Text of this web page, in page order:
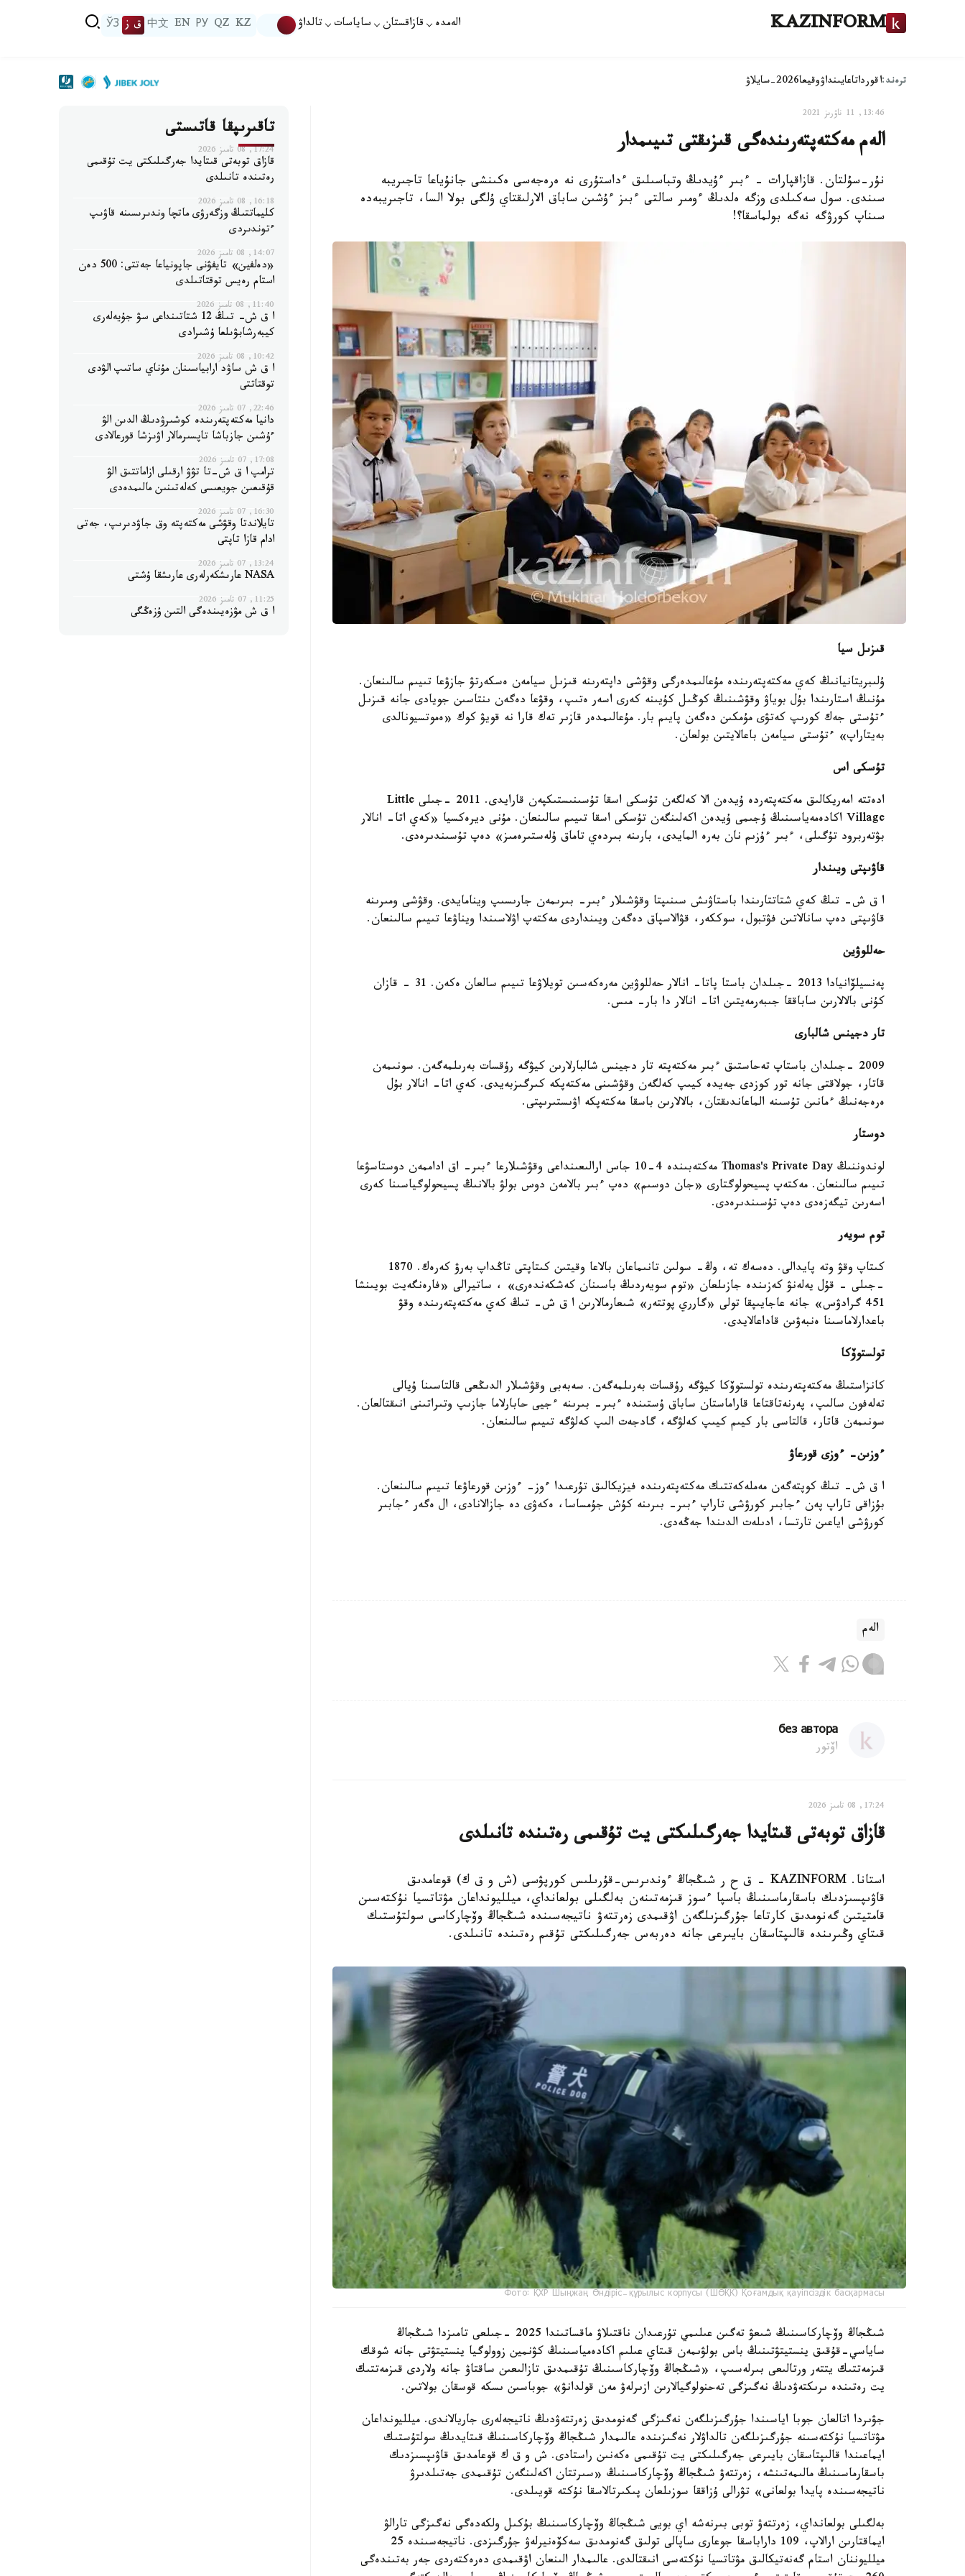
KAZINFORM الەمدە قازاقستان ساياسات تالداۋ KZ
QZ
РУ
EN
中文 ق ز ЎЗ
ترەند:اقورداتاعايىنداۋوقيعا2026-سايلاۋ
13:46, 11 ناۋرىز 2021
الەم مەكتەپتەرىندەگى قىزىقتى تىيىمدار
نۇر-سۇلتان. قازاقپارات - ءبىر ءۇيدىڭ وتباسىلىق ءداستۇرى نە ەرەجەسى ەكىنشى جانۇياعا تاجىريبە
سىندى. سول سەكىلدى وزگە ەلدىڭ ءومىر سالتى ءبىز ءۇشىن ساباق الارلىقتاي ۇلگى بولا السا، تاجىريبەدە
سىناپ كورۋگە نەگە بولماسقا؟!
قىزىل سيا
ۇلىبريتانيانىڭ كەي مەكتەپتەرىندە مۇعالىمدەرگى وقۋشى داپتەرىنە قىزىل سيامەن ەسكەرتۋ جازۋعا تىيىم سالىنعان.
مۇنىڭ استارىندا بۇل بوياۋ وقۋشىنىڭ كوڭىل كۇيىنە كەرى اسەر ەتىپ، وقۋعا دەگەن ىنتاسىن جويادى جانە قىزىل
ءتۇستى جەك كورىپ كەتۋى مۇمكىن دەگەن پايىم بار. مۇعالىمدەر قازىر تەك قارا نە قويۋ كوك «ەموتسيونالدى
بەيتاراپ» ءتۇستى سيامەن باعالايتىن بولعان.
تۇسكى اس
ادەتتە امەريكالىق مەكتەپتەردە ۇيدەن الا كەلگەن تۇسكى اسقا تۇسىنىستىكپەن قارايدى. 2011 -جىلى Little
Village اكادەمەياسىنىڭ ۇجىمى ۇيدەن اكەلىنگەن تۇسكى اسقا تىيىم سالىنعان. مۇنى ديرەكسيا «كەي اتا- انالار
بۋتەربرود تۇگىلى، ءبىر ءۇزىم نان بەرە المايدى، بارىنە بىردەي تاماق ۇلەستىرەمىز» دەپ تۇسىندىرەدى.
قاۋىپتى ويىندار
ا ق ش- تىڭ كەي شتاتتارىندا باستاۋىش سىنىپتا وقۋشىلار ءبىر- بىرىمەن جارىسىپ وينامايدى. وقۋشى ومىرىنە
قاۋىپتى دەپ سانالاتىن فۋتبول، سوككەر، قۋالاسپاق دەگەن ويىنداردى مەكتەپ اۋلاسىندا ويناۋعا تىيىم سالىنعان.
حەللوۋين
پەنسيلۆانيادا 2013 -جىلدان باستا پاتا- انالار حەللوۋين مەرەكەسىن تويلاۋعا تىيىم سالعان ەكەن. 31 - قازان
كۇنى بالالارىن ساباققا جىبەرمەيتىن اتا- انالار دا بار- مىس.
تار دجينس شالبارى
2009 -جىلدان باستاپ تەحاستىق ءبىر مەكتەپتە تار دجينس شالبارلارىن كيۋگە رۇقسات بەرىلمەگەن. سونىمەن
قاتار، جولاقتى جانە تور كوزدى جەيدە كيىپ كەلگەن وقۋشىنى مەكتەپكە كىرگىزبەيدى. كەي اتا- انالار بۇل
ەرەجەنىڭ ءمانىن تۇسىنە الماعاندىقتان، بالالارىن باسقا مەكتەپكە اۋىستىرىپتى.
دوستار
لوندوننىڭ Thomas's Private Day مەكتەبىندە 4-10 جاس ارالىعىنداعى وقۋشىلارعا ءبىر- اق اداممەن دوستاسۋعا
تىيىم سالىنعان. مەكتەپ پسيحولوگتارى «جان دوسىم» دەپ ءبىر بالامەن دوس بولۋ بالانىڭ پسيحولوگياسىنا كەرى
اسەرىن تيگەزەدى دەپ تۇسىندىرەدى.
توم سويەر
كىتاپ وقۋ وتە پايدالى. دەسەك تە، وڭ- سولىن تانىماعان بالاعا وقيتىن كىتاپتى تاڭداپ بەرۋ كەرەك. 1870
-جىلى - قۇل يەلەنۋ كەزىندە جازىلعان «توم سويەردىڭ باسىنان كەشكەندەرى» ، ساتيرالى «فارەنگەيت بويىنشا
451 گرادۋس» جانە عاجايىپقا تولى «گارري پوتتەر» شىعارمالارىن ا ق ش- تىڭ كەي مەكتەپتەرىندە وقۋ
باعدارلاماسىنا ەنبەۋىن قاداعالايدى.
تولستوۆكا
كانزاستىڭ مەكتەپتەرىندە تولستوۆكا كيۋگە رۇقسات بەرىلمەگەن. سەبەبى وقۋشىلار الدىڭعى قالتاسىنا ۇيالى
تەلەفون سالىپ، پەرنەتاقتاعا قاراماستان ساباق ۇستىندە ءبىر- بىرىنە ءجيى حابارلاما جازىپ وتىراتىنى انىقتالعان.
سونىمەن قاتار، قالتاسى بار كيىم كيىپ كەلۋگە، گادجەت الىپ كەلۋگە تىيىم سالىنعان.
ءوزىن- ءوزى قورعاۋ
ا ق ش- تىڭ كوپتەگەن مەملەكەتتىك مەكتەپتەرىندە فيزيكالىق تۇرعىدا ءوز- ءوزىن قورعاۋعا تىيىم سالىنعان.
بۇزاقى تاراپ پەن ءجابىر كورۋشى تاراپ ءبىر- بىرىنە كۇش جۇمساسا، ەكەۋى دە جازالانادى، ال ەگەر ءجابىر
كورۋشى اياعىن تارتسا، ادىلەت الدىندا جەڭەدى.
الەم
без автора
اۆتور
17:24, 08 تامىز 2026
قازاق توبەتى قىتايدا جەرگىلىكتى يت تۇقىمى رەتىندە تانىلدى
استانا. KAZINFORM – ق ح ر شىڭجاڭ ءوندىرىس-قۇرىلىس كورپۋسى (ش و ق ك) قوعامدىق
قاۋىپسىزدىك باسقارماسىنىڭ باسپا ءسوز قىزمەتىنەن بەلگىلى بولعانداي، ميلليونداعان مۋتاتسيا نۇكتەسىن
قامتيتىن گەنومدىق كارتاعا جۇرگىزىلگەن اۋقىمدى زەرتتەۋ ناتيجەسىندە شىڭجاڭ وۆچاركاسى سولتۇستىك
قىتاي وڭىرىندە قالىپتاسقان بايىرعى جانە دەربەس جەرگىلىكتى تۇقىم رەتىندە تانىلدى.
Фото: ҚХР Шыңжаң Өндіріс-құрылыс корпусы (ШӨҚК) Қоғамдық қауіпсіздік басқармасы
شىڭجاڭ وۆچاركاسىنىڭ شىعۋ تەگىن عىلىمي تۇرعىدان ناقتىلاۋ ماقساتىندا 2025 -جىلعى تامىزدا شىڭجاڭ
ساياسي-قۇقىق ينستيتۋتىنىڭ باس بولۋىمەن قىتاي عىلىم اكادەمياسىنىڭ كۋنمين زوولوگيا ينستيتۋتى جانە شوقك
قىزمەتتىك يتتەر ورتالىعى بىرلەسىپ، «شىڭجاڭ وۆچاركاسىنىڭ تۇقىمدىق تازالىعىن ساقتاۋ جانە ولاردى قىزمەتتىك
يت رەتىندە ىرىكتەۋدىڭ نەگىزگى تەحنولوگيالارىن ازىرلەۋ مەن قولدانۋ» جوباسىن ىسكە قوسقان بولاتىن.
جۋىردا اتالعان جوبا اياسىندا جۇرگىزىلگەن نەگىزگى گەنومدىق زەرتتەۋدىڭ ناتيجەلەرى جاريالاندى. ميلليونداعان
مۋتاتسيا نۇكتەسىنە جۇرگىزىلگەن تالداۋلار نەگىزىندە عالىمدار شىڭجاڭ وۆچاركاسىنىڭ قىتايدىڭ سولتۇستىك
ايماعىندا قالىپتاسقان بايىرعى جەرگىلىكتى يت تۇقىمى ەكەنىن راستادى. ش و ق ك قوعامدىق قاۋىپسىزدىك
باسقارماسىنىڭ مالىمەتىنشە، زەرتتەۋ شىڭجاڭ وۆچاركاسىنىڭ «سىرتتان اكەلىنگەن تۇقىمدى جەتىلدىرۋ
ناتيجەسىندە پايدا بولعانى» تۋرالى ۇزاققا سوزىلعان پىكىرتالاسقا نۇكتە قويىلدى.
بەلگىلى بولعانداي، زەرتتەۋ توبى بىرنەشە اي بويى شىڭجاڭ وۆچاركاسىنىڭ بۇكىل ولكەدەگى نەگىزگى تارالۋ
ايماقتارىن ارالاپ، 109 داراباسقا جوعارى ساپالى تولىق گەنومدىق سەكۆەنيرلەۋ جۇرگىزدى. ناتيجەسىندە 25
ميلليوننان استام گەنەتيكالىق مۋتاتسيا نۇكتەسى انىقتالدى. عالىمدار الىنعان اۋقىمدى دەرەكتەردى جەر بەتىندەگى
تاقىرىپقا قاتىستى
17:24, 08 تامىز 2026
قازاق توبەتى قىتايدا جەرگىلىكتى يت تۇقىمى
رەتىندە تانىلدى
16:18, 08 تامىز 2026
كليماتتىڭ وزگەرۋى ماتچا وندىرىسىنە قاۋىپ
ءتوندىردى
14:07, 08 تامىز 2026
«دەلفين» تايفۋنى جاپونياعا جەتتى: 500 دەن
استام رەيس توقتاتىلدى
11:40, 08 تامىز 2026
ا ق ش- تىڭ 12 شتاتىنداعى سۋ جۇيەلەرى
كيبەرشابۋىلعا ۇشىرادى
10:42, 08 تامىز 2026
ا ق ش ساۋد ارابياسىنان مۇناي ساتىپ الۋدى
توقتاتتى
22:46, 07 تامىز 2026
دانيا مەكتەپتەرىندە كوشىرۋدىڭ الدىن الۋ
ءۇشىن جازباشا تاپسىرمالار اۋىزشا قورعالادى
17:08, 07 تامىز 2026
ترامپ ا ق ش-تا تۋۋ ارقىلى ازاماتتىق الۋ
قۇقىعىن جويعىسى كەلەتىنىن مالىمدەدى
16:30, 07 تامىز 2026
تايلاندتا وقۋشى مەكتەپتە وق جاۋدىرىپ، جەتى
ادام قازا تاپتى
13:24, 07 تامىز 2026
NASA عارىشكەرلەرى عارىشقا ۇشتى
11:25, 07 تامىز 2026
ا ق ش مۋزەيىندەگى التىن ۇزەڭگى